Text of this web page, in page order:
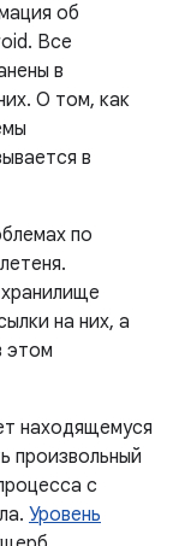
об
Все
в
О том, как
в
по
на них, а
этом
находящемуся
произвольный
с
Уровень